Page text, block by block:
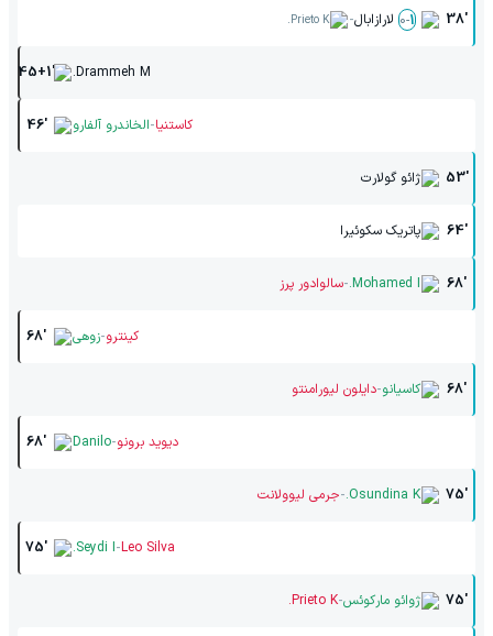
38'
1
-
0 لارازابال-
Prieto K.
45+1' Drammeh M.
46' الخاندرو آلفارو-کاستنیا
53' ژائو گولارت
64' پاتریک سکوئیرا
68'
Mohamed I.
-سالوادور پرز
68' زوهی-کینترو
68' کاسیانو-دایلون لیورامنتو
68' Danilo-دیوید برونو
75'
Osundina K.
-جرمی لیوولانت
75' Seydi I.-Leo Silva
75' ژوائو مارکوئس-
Prieto K.